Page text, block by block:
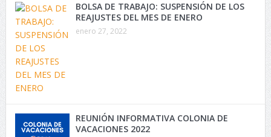
BOLSA DE TRABAJO: SUSPENSIÓN DE LOS
REAJUSTES DEL MES DE ENERO
enero 27, 2022
REUNIÓN INFORMATIVA COLONIA DE
VACACIONES 2022